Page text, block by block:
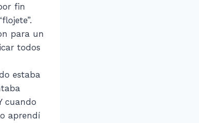
fin
para un
todos
estaba
cuando
aprendí